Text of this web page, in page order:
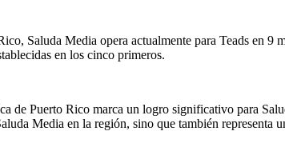
Saluda Media opera actualmente para Teads en
en los cinco primeros.
de Puerto Rico marca un logro significativo para
Media en la región, sino que también representa